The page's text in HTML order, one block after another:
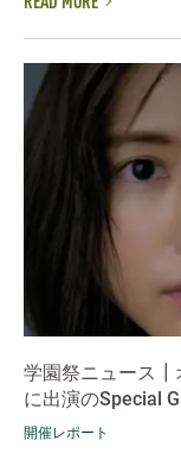
学園祭ニュース┃
に出演のSpecial
開催レポート